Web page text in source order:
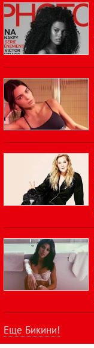
Еще Бикини!